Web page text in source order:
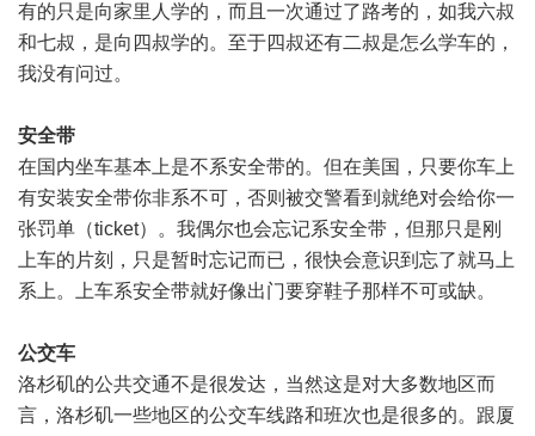
有的只是向家里人学的，而且一次通过了路考的，如我六叔
和七叔，是向四叔学的。至于四叔还有二叔是怎么学车的，
我没有问过。
安全带
在国内坐车基本上是不系安全带的。但在美国，只要你车上
有安装安全带你非系不可，否则被交警看到就绝对会给你一
张罚单（ticket）。我偶尔也会忘记系安全带，但那只是刚
上车的片刻，只是暂时忘记而已，很快会意识到忘了就马上
系上。上车系安全带就好像出门要穿鞋子那样不可或缺。
公交车
洛杉矶的公共交通不是很发达，当然这是对大多数地区而
言，洛杉矶一些地区的公交车线路和班次也是很多的。跟厦